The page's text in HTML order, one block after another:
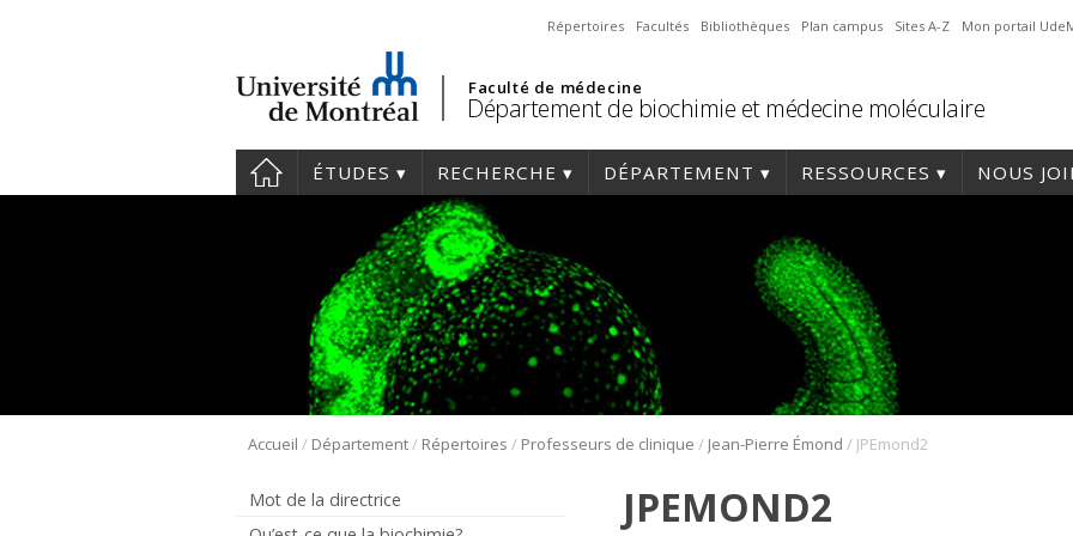
Répertoires Facultés Bibliothèques Plan campus Sites A-Z Mon portail
Faculté de médecine
Département de biochimie et médecine moléculaire
ÉTUDES RECHERCHE DÉPARTEMENT RESSOURCES NOUS
Accueil / Département/ Répertoires / Professeurs de clinique / Jean-Pierre Émond / JPEmond2
Mot de la directrice
JPEMOND2